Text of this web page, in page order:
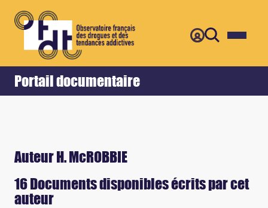
Portail documentaire
Accueil Retour
Auteur H. McROBBIE
16 Documents disponibles écrits par cet
auteur